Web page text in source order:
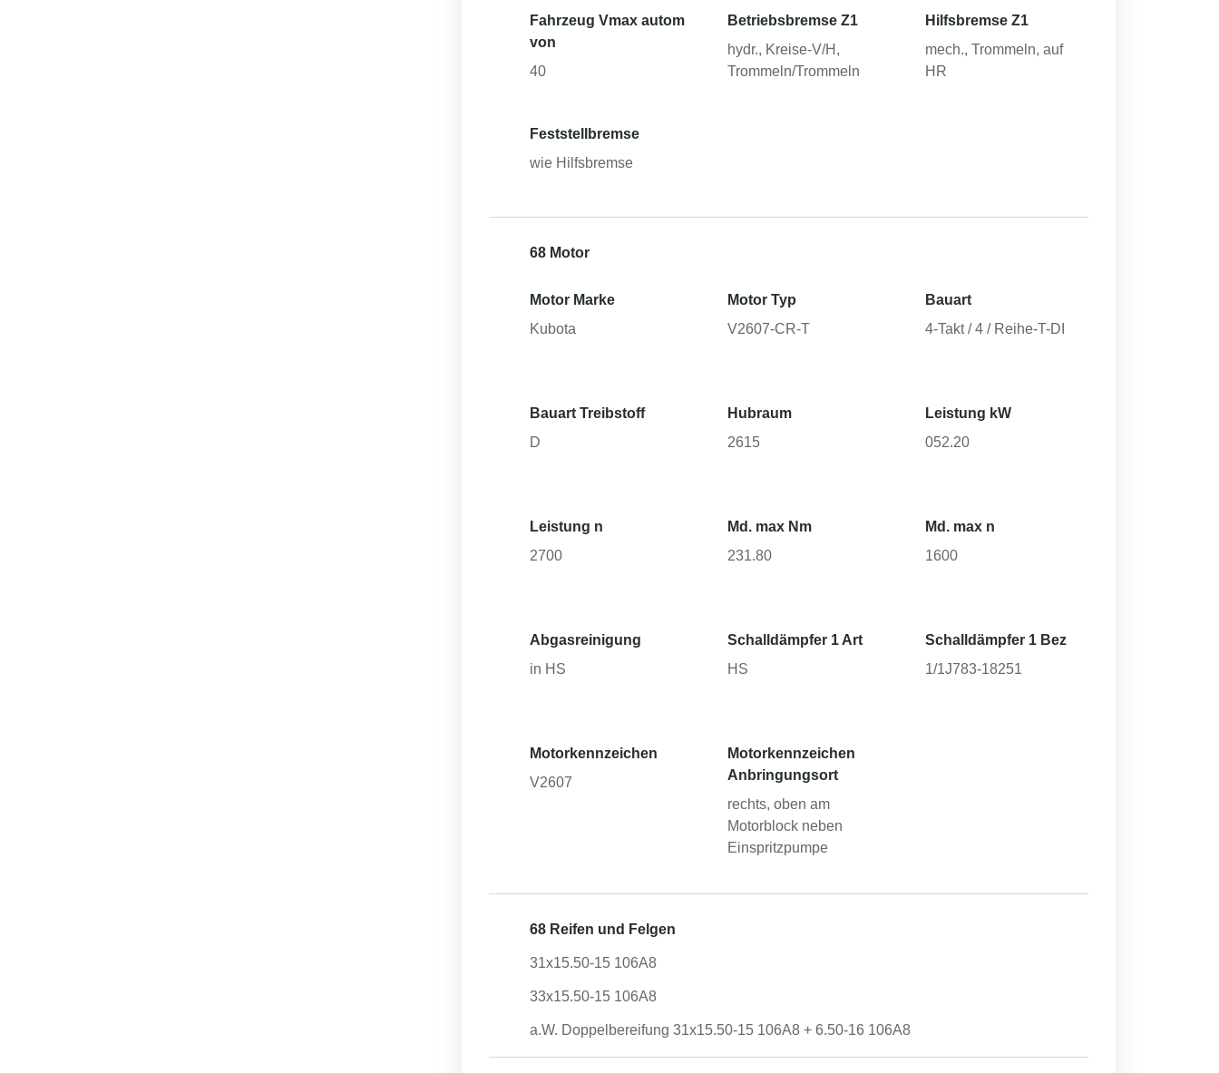
Fahrzeug Vmax autom
von
40
Betriebsbremse Z1
hydr., Kreise-V/H,
Trommeln/Trommeln
Hilfsbremse Z1
mech., Trommeln, auf
HR
Feststellbremse
wie Hilfsbremse
68 Motor
Motor Marke
Kubota
Motor Typ
V2607-CR-T
Bauart
4-Takt / 4 / Reihe-T-DI
Bauart Treibstoff
D
Hubraum
2615
Leistung kW
052.20
Leistung n
2700
Md. max Nm
231.80
Md. max n
1600
Abgasreinigung
in HS
Schalldämpfer 1 Art
HS
Schalldämpfer 1 Bez
1/1J783-18251
Motorkennzeichen
V2607
Motorkennzeichen
Anbringungsort
rechts, oben am
Motorblock neben
Einspritzpumpe
68 Reifen und Felgen
31x15.50-15 106A8
33x15.50-15 106A8
a.W. Doppelbereifung 31x15.50-15 106A8 + 6.50-16 106A8